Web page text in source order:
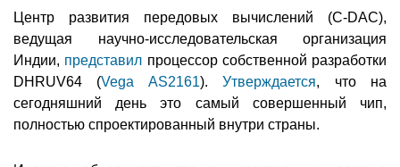
Центр развития передовых вычислений (C-DAC),
ведущая научно-исследовательская организация
Индии, представил процессор собственной разработки
DHRUV64 (Vega AS2161).Утверждается, что на
сегодняшний день это самый совершенный чип,
полностью спроектированный внутри страны.